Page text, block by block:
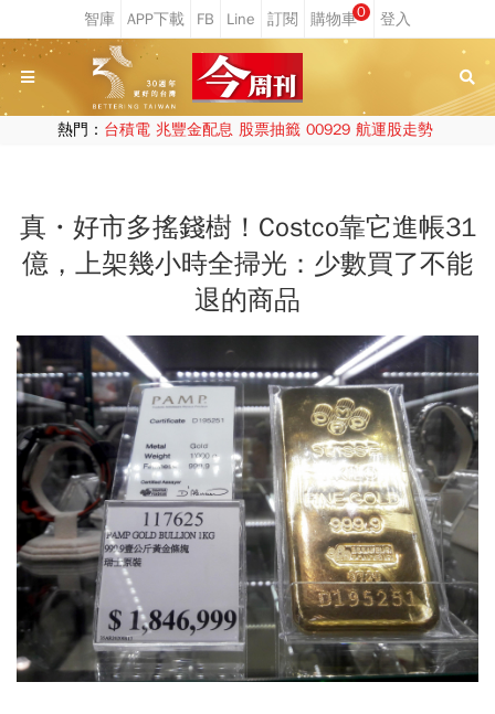
0
熱門： 台積電 兆豐金配息 股票抽籤 00929 航運股走勢
真・好市多搖錢樹！Costco靠它進帳31
億，上架幾小時全掃光：少數買了不能
退的商品